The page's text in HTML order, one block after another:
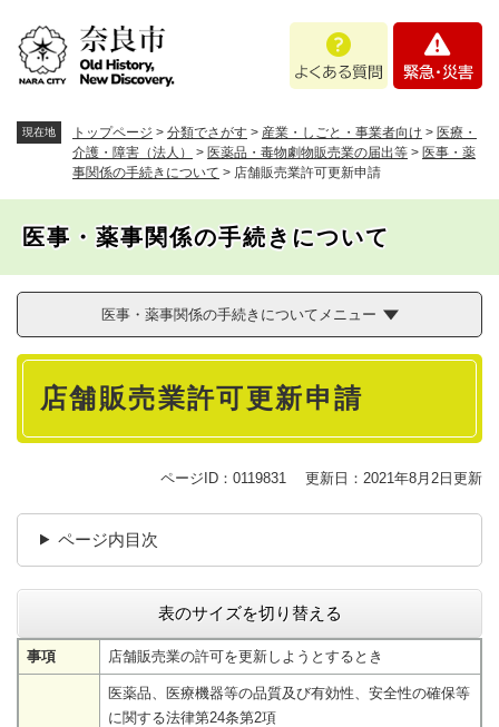
。
あ
問
・
現在地 トップページ > 分類でさがす > 産業・しごと・事業者向け > 医療・
介護・障害（法人）
> 医薬品・毒物劇物販売業の届出等 > 医事・薬
事関係の手続きについて > 店舗販売業許可更新申請
医事・薬事関係の手続きについて
医事・薬事関係の手続きについてメニュー
本
店舗販売業許可更新申請
ページID：0119831 更新日：2021年8月2日更新
ページ内目次
表のサイズを切り替える
事項 店舗販売業の許可を更新しようとするとき
医薬品、医療機器等の品質及び有効性、安全性の確保等
に関する法律第24条第2項